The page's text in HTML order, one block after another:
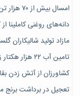
امسال بیش از ۷۰ هزار تن پسته در رفسنجان برداشت می‌شود
دانه‌های روغنی
مازاد تولید شالیکاران
تامین آب ۲۲ هزار هکتار زمین کشاورزی از طریق سدهای خراسان شمالی
کشاورزان از آتش زدن
تعجیل در برداشت برنج